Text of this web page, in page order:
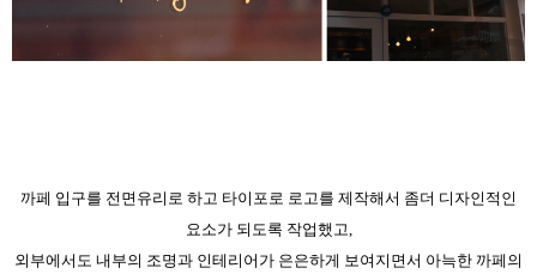
​까페 입구를 전면유리로 하고 타이포로 로고를 제작해서 좀더 디자인적인
요소가 되도록 작업했고,
외부에서도 내부의 조명과 인테리어가 은은하게 보여지면서 아늑한 까페의